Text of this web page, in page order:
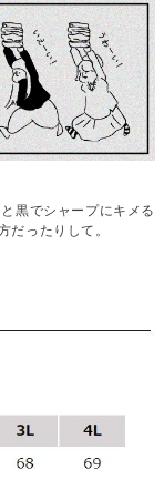
黒でシャープにキメる
だったりして。